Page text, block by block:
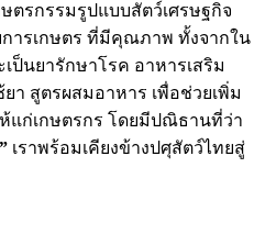
ตรกรรมรูปแบบสัตว์เศรษฐกิจ
ารเกษตร ที่มีคุณภาพ ทั้งจากใน
ป็นยารักษาโรค อาหารเสริม
า สูตรผสมอาหาร เพื่อช่วยเพิ่ม
แก่เกษตรกร โดยมีปณิธานที่ว่า
เราพร้อมเคียงข้างปศุสัตว์ไทยสู่